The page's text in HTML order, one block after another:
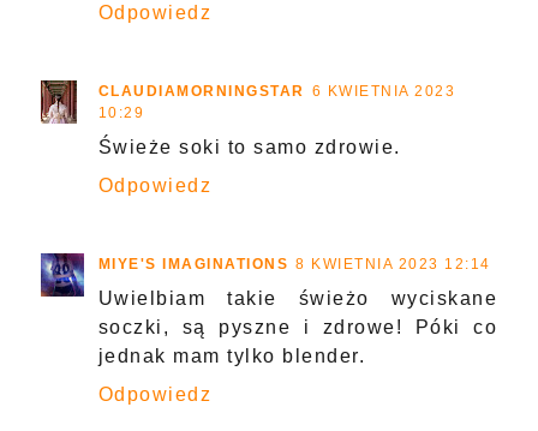
Odpowiedz
CLAUDIAMORNINGSTAR
6 KWIETNIA 2023
10:29
Świeże soki to samo zdrowie.
Odpowiedz
MIYE'S IMAGINATIONS 8 KWIETNIA 2023 12:14
Uwielbiam takie świeżo wyciskane
soczki, są pyszne i zdrowe! Póki co
jednak mam tylko blender.
Odpowiedz